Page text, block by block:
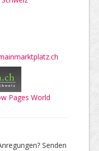
Pages World
Senden